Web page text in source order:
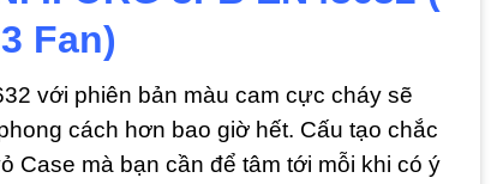
Fan)
với phiên bản màu cam cực cháy sẽ
cách hơn bao giờ hết. Cấu tạo chắc
Case mà bạn cần để tâm tới mỗi khi có ý